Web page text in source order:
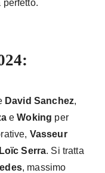
perfetto.
David Sanchez,
eWoking per
Vasseur
Loïc Serra. Si tratta
, massimo